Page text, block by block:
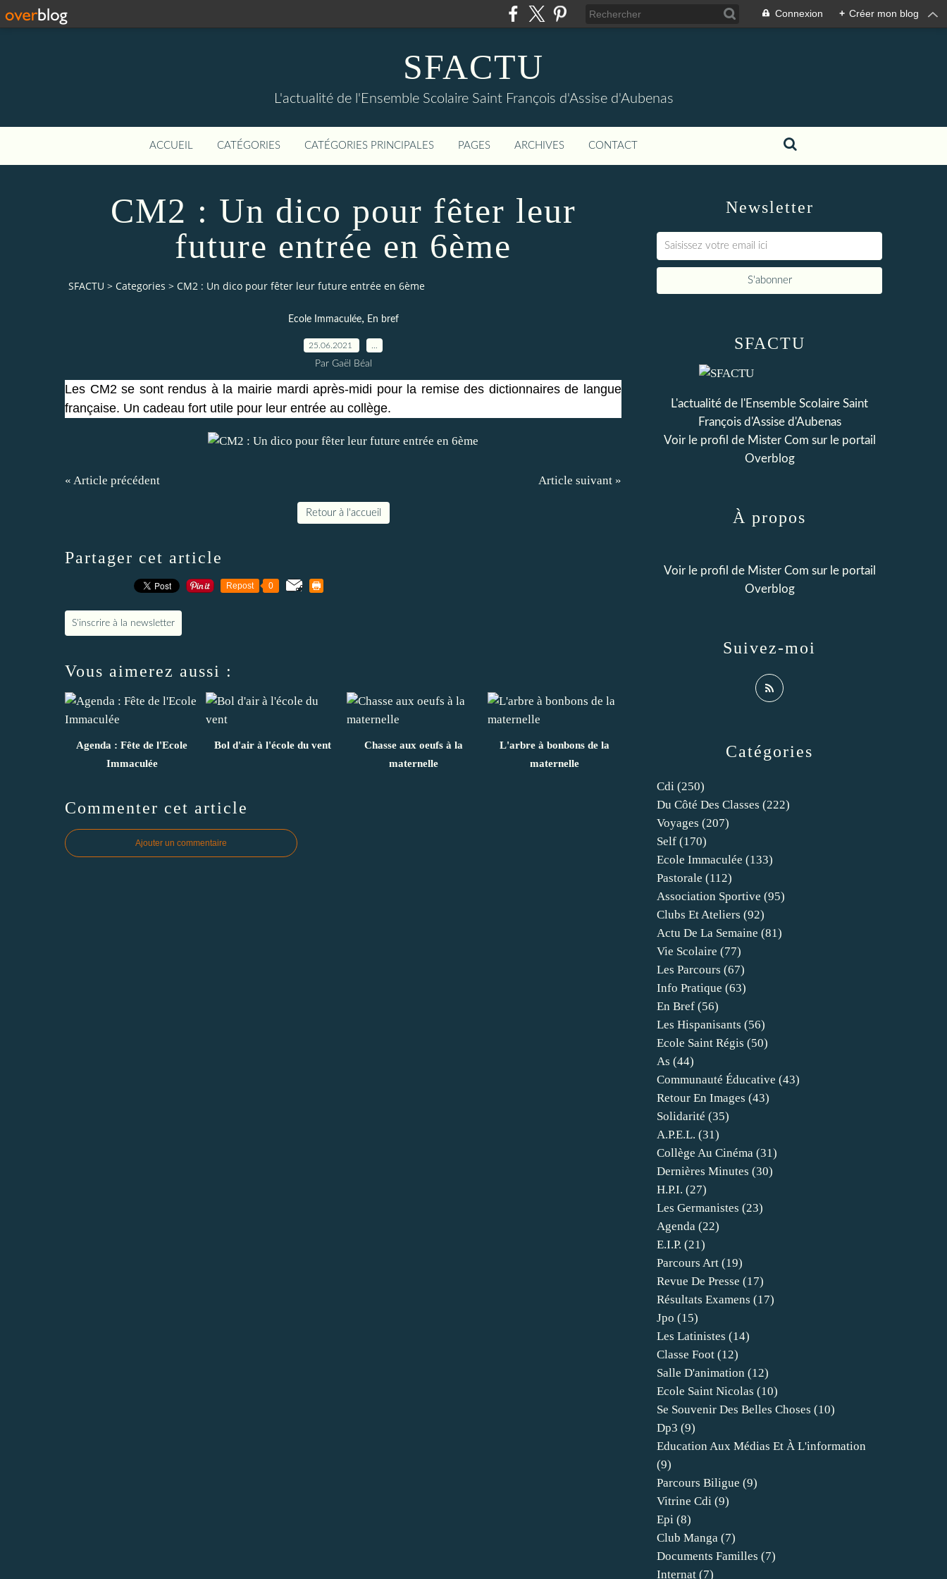
Connexion + Créer mon blog
SFACTU
L'actualité de l'Ensemble Scolaire Saint François d'Assise d'Aubenas
ACCUEIL CATÉGORIES CATÉGORIES PRINCIPALES PAGES ARCHIVES CONTACT
CM2 : Un dico pour fêter leur
future entrée en 6ème
SFACTU > Categories > CM2 : Un dico pour fêter leur future entrée en 6ème
Ecole Immaculée, En bref
25.06.2021
Par Gaël Béal
Les CM2 se sont rendus à la mairie mardi après-midi pour la remise des dictionnaires de langue
française. Un cadeau fort utile pour leur entrée au collège.
« Article précédent Article suivant »
Retour à l'accueil
Partager cet article
Repost 0
S'inscrire à la newsletter
Vous aimerez aussi :
Agenda : Fête de l'Ecole
Immaculée
Bol d'air à l'école du vent
Chasse aux oeufs à la
maternelle
L'arbre à bonbons de la
maternelle
Commenter cet article
Ajouter un commentaire
Newsletter
Catégories
Cdi (250)
Du Côté Des Classes (222)
Voyages (207)
Self (170)
Ecole Immaculée (133)
Pastorale (112)
Association Sportive (95)
Clubs Et Ateliers (92)
Actu De La Semaine (81)
Vie Scolaire (77)
Les Parcours (67)
Info Pratique (63)
En Bref (56)
Les Hispanisants (56)
Ecole Saint Régis (50)
As (44)
Communauté Éducative (43)
Retour En Images (43)
Solidarité (35)
A.p.e.l. (31)
Collège Au Cinéma (31)
Dernières Minutes (30)
H.p.i. (27)
Les Germanistes (23)
Agenda (22)
E.i.p. (21)
Parcours Art (19)
Revue De Presse (17)
Résultats Examens (17)
Jpo (15)
Les Latinistes (14)
Classe Foot (12)
Salle D'animation (12)
Ecole Saint Nicolas (10)
Se Souvenir Des Belles Choses (10)
Dp3 (9)
Education Aux Médias Et À L'information
(9)
Parcours Biligue (9)
Vitrine Cdi (9)
Epi (8)
Club Manga (7)
Documents Familles (7)
Internat (7)
SFACTU
L'actualité de l'Ensemble Scolaire Saint
François d'Assise d'Aubenas
Voir le profil de Mister Com sur le portail
Overblog
Suivez-moi
À propos
Voir le profil de Mister Com sur le portail
Overblog